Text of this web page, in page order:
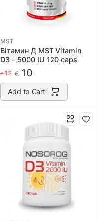
MST
Вітамин Д MST Vitamin
D3 - 5000 IU 120 caps
€12 € 10
Add to Cart